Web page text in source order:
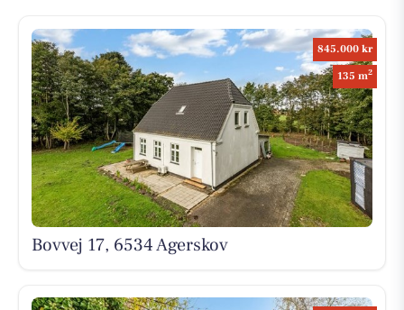
845.000 kr
135 m2
Bovvej 17, 6534 Agerskov